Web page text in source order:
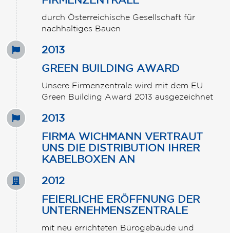
durch Österreichische Gesellschaft für
nachhaltiges Bauen
2013
GREEN BUILDING AWARD
Unsere Firmenzentrale wird mit dem EU
Green Building Award 2013 ausgezeichnet
2013
FIRMA WICHMANN VERTRAUT
UNS DIE DISTRIBUTION IHRER
KABELBOXEN AN
2012
FEIERLICHE ERÖFFNUNG DER
UNTERNEHMENSZENTRALE
mit neu errichteten Bürogebäude und